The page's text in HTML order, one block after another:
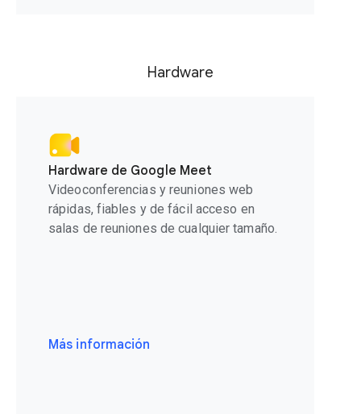
Hardware
Hardware de Google Meet
Videoconferencias y reuniones web
rápidas, fiables y de fácil acceso en
salas de reuniones de cualquier tamaño.
Más información